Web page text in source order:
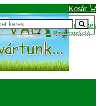
Kosár
Bejelentkezés
Regisztráció